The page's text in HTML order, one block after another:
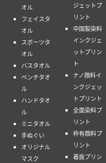
オル
フェイスタ
オル
スポーツタ
オル
バスタオル
ベンチタオ
ル
ハンドタオ
ル
ミニタオル
手ぬぐい
オリジナル
マスク
ジェットプ
リント
中国製染料
インクジェ
ットプリン
ト
ナノ顔料イ
ンクジェッ
トプリント
全面染料プ
リント
枠有顔料プ
リント
着抜プリン